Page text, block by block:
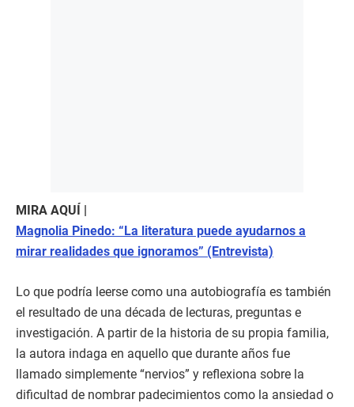
MIRA AQUÍ |
Magnolia Pinedo: “La literatura puede ayudarnos a
mirar realidades que ignoramos” (Entrevista)
Lo que podría leerse como una autobiografía es también
el resultado de una década de lecturas, preguntas e
investigación. A partir de la historia de su propia familia,
la autora indaga en aquello que durante años fue
llamado simplemente “nervios” y reflexiona sobre la
dificultad de nombrar padecimientos como la ansiedad o